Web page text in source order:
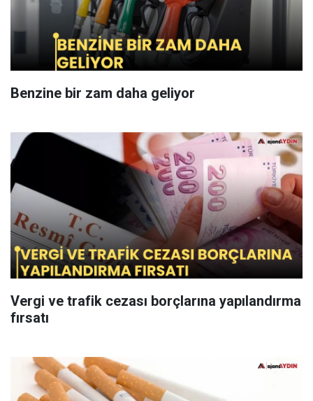
Benzine bir zam daha geliyor
Vergi ve trafik cezası borçlarına yapılandırma
fırsatı